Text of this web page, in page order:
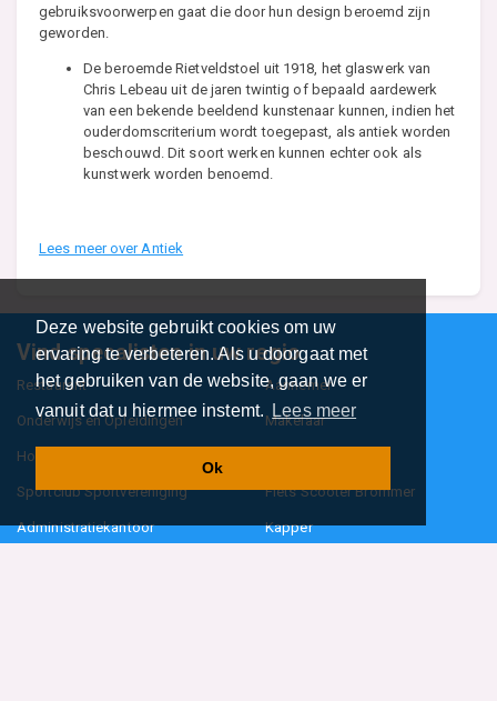
Deze website gebruikt cookies om uw
ervaring te verbeteren. Als u doorgaat met
het gebruiken van de website, gaan we er
vanuit dat u hiermee instemt.
Lees meer
Ok
gebruiksvoorwerpen gaat die door hun design beroemd zijn
geworden.
De beroemde Rietveldstoel uit 1918, het glaswerk van
Chris Lebeau uit de jaren twintig of bepaald aardewerk
van een bekende beeldend kunstenaar kunnen, indien het
ouderdomscriterium wordt toegepast, als antiek worden
beschouwd. Dit soort werken kunnen echter ook als
kunstwerk worden benoemd.
Lees meer over Antiek
Vind specalisten in uw regio
Restaurant Aannemer
Onderwijs en Opleidingen Makelaar
Hovenier
Sportclub Sportvereniging Fiets Scooter Brommer
Administratiekantoor Kapper